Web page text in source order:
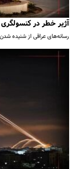
آژیر خطر در کنسولگری
رسانه‌های عراقی از شنیده